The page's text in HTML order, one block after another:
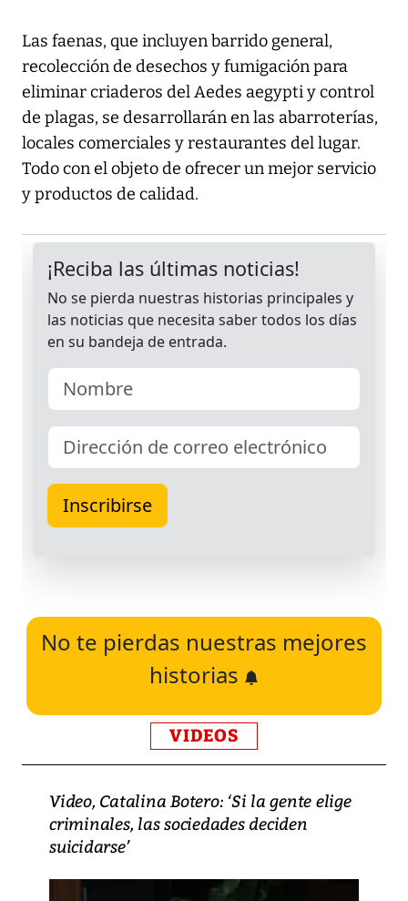
Las faenas, que incluyen barrido general,
recolección de desechos y fumigación para
eliminar criaderos del Aedes aegypti y control
de plagas, se desarrollarán en las abarroterías,
locales comerciales y restaurantes del lugar.
Todo con el objeto de ofrecer un mejor servicio
y productos de calidad.
No te pierdas nuestras mejores
historias
VIDEOS
Video, Catalina Botero: ‘Si la gente elige
criminales, las sociedades deciden
suicidarse’